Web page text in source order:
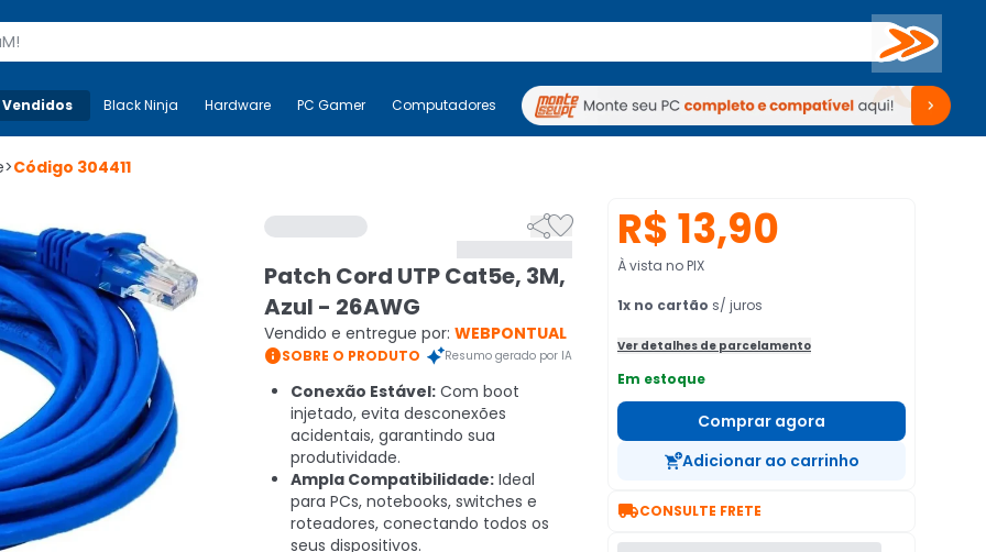
Buscar
Mais-v- Black Ninja Hardware PC Gamer Computadores Periféricos TV Venda no KaBuM!
Black Ninja Hardware PC Gamer Computadores Periféricos TV Venda no KaBuM!
>Código 304411

Patch Cord UTP Cat5e, 3M,
Azul - 26AWG
Vendido e entregue por: WEBPONTUAL
SOBRE O PRODUTO Resumo gerado por IA
Conexão Estável: Com boot
injetado, evita desconexões
acidentais, garantindo sua
produtividade.
Ampla Compatibilidade: Ideal
para PCs, notebooks, switches e
roteadores, conectando todos os
seus dispositivos.
R$ 13,90
À vista no PIX
1x no cartão s/ juros
Ver detalhes de parcelamento
Em estoque
Comprar agora
Adicionar ao carrinho
CONSULTE FRETE